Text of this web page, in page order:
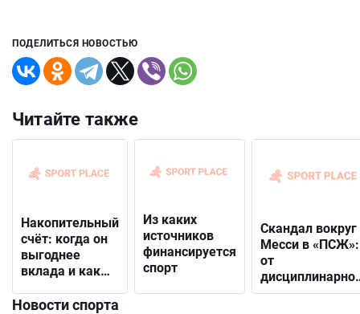
ПОДЕЛИТЬСЯ НОВОСТЬЮ
Читайте также
Накопительный
счёт: когда он
выгоднее
вклада и как
подходящий
Из каких
источников
финансируется
спорт
Скандал вокруг
Месси в «ПСЖ»:
от
решения до
Новости спорта